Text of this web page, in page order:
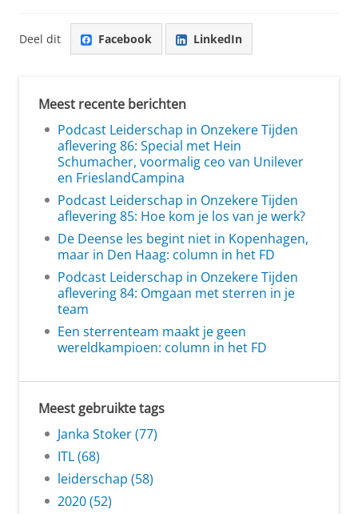
Deel dit Facebook LinkedIn
Meest recente berichten
Podcast Leiderschap in Onzekere Tijden
aflevering 86: Special met Hein
Schumacher, voormalig ceo van Unilever
en FrieslandCampina
Podcast Leiderschap in Onzekere Tijden
aflevering 85: Hoe kom je los van je werk?
De Deense les begint niet in Kopenhagen,
maar in Den Haag: column in het FD
Podcast Leiderschap in Onzekere Tijden
aflevering 84: Omgaan met sterren in je
team
Een sterrenteam maakt je geen
wereldkampioen: column in het FD
Meest gebruikte tags
Janka Stoker (77)
ITL (68)
leiderschap (58)
2020 (52)